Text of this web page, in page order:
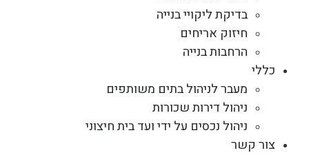
בדיקת ליקויי בנייה
חיזוק אריחים
הרחבות בנייה
כללי
מעבר לניהול בתים משותפים
ניהול דירות שכורות
ניהול נכסים על ידי ועד בית חיצוני
צור קשר